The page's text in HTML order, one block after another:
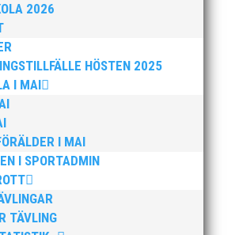
2026
HÖSTEN 2025
I MAI
I MAI
I SPORTADMIN
TÄVLING
tidigare
SM 2026. Foto: Thomas
bilder från MAI:s Årsmöte 2026